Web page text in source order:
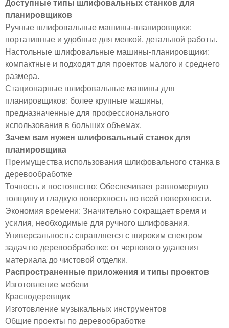
Доступные типы шлифовальных станков для
планировщиков
Ручные шлифовальные машины-планировщики:
портативные и удобные для мелкой, детальной работы.
Настольные шлифовальные машины-планировщики:
компактные и подходят для проектов малого и среднего
размера.
Стационарные шлифовальные машины для
планировщиков: более крупные машины,
предназначенные для профессионального
использования в больших объемах.
Зачем вам нужен шлифовальный станок для
планировщика
Преимущества использования шлифовального станка в
деревообработке
Точность и постоянство: Обеспечивает равномерную
толщину и гладкую поверхность по всей поверхности.
Экономия времени: Значительно сокращает время и
усилия, необходимые для ручного шлифования.
Универсальность: справляется с широким спектром
задач по деревообработке: от чернового удаления
материала до чистовой отделки.
Распространенные приложения и типы проектов
Изготовление мебели
Краснодеревщик
Изготовление музыкальных инструментов
Общие проекты по деревообработке